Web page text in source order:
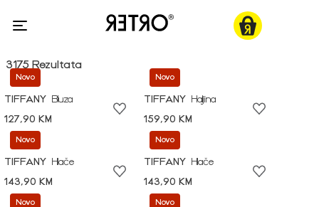
3175 Rezultata
Novo
TIFFANY
Bluza
127,90 KM
Novo
TIFFANY
Haljina
159,90 KM
Novo
TIFFANY
Hlače
143,90 KM
Novo
TIFFANY
Hlače
143,90 KM
Novo Novo